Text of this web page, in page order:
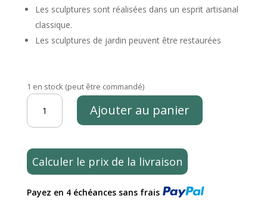
Les sculptures sont réalisées dans un esprit artisanal
classique.
Les sculptures de jardin peuvent être restaurées
1 en stock (peut être commandé)
quantité
Grande
nu
Vénus
de
Ajouter au panier
Calculer le prix de la livraison
Payez en 4 échéances sans frais